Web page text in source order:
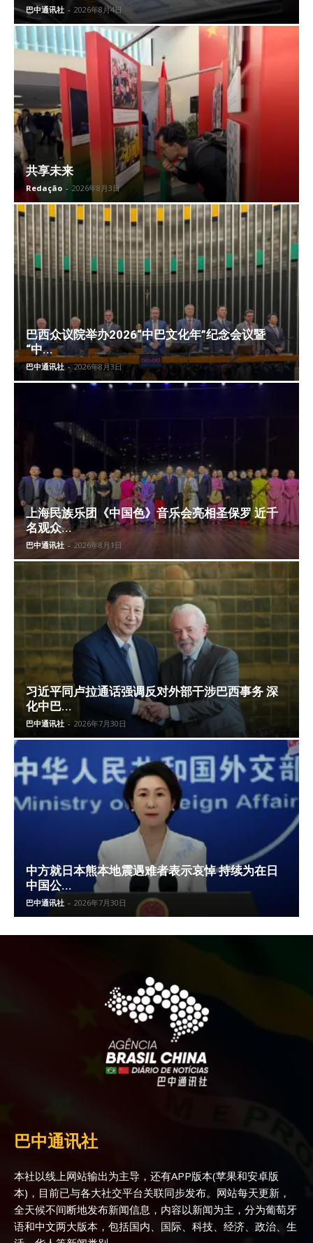
巴中通讯社 - 2026年8月4日
共享未来
Redação - 2026年8月3日
巴西众议院举办2026“中巴文化年”纪念会议暨
“中...
巴中通讯社 - 2026年8月3日
上海民族乐团《中国色》音乐会亮相圣保罗 近千
名观众...
巴中通讯社 - 2026年8月1日
习近平同卢拉通话强调反对外部干涉巴西事务 深
化中巴...
巴中通讯社 - 2026年7月30日
中方就日本熊本地震遇难者表示哀悼 持续为在日
中国公...
巴中通讯社 - 2026年7月30日
巴中通讯社
本社以线上网站输出为主导，还有APP版本(苹果和安卓版
本)，目前已与各大社交平台关联同步发布。网站每天更新，
全天候不间断地发布新闻信息，内容以新闻为主，分为葡萄牙
语和中文两大版本，包括国内、国际、科技、经济、政治、生